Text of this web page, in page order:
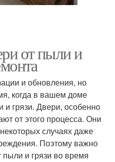
от пыли и
и обновления, но
когда в вашем доме
и грязи. Двери, особенно
от этого процесса. Они
случаях даже
Поэтому важно
пыли и грязи во время